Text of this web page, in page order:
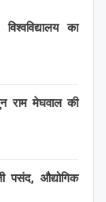
का
राम मेघवाल की
पसंद, औद्योगिक